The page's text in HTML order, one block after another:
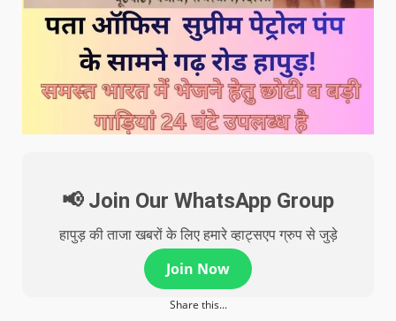
📢 Join Our WhatsApp Group
हापुड़ की ताजा खबरों के लिए हमारे व्हाट्सएप ग्रुप से जुड़े
Join Now
Share this...